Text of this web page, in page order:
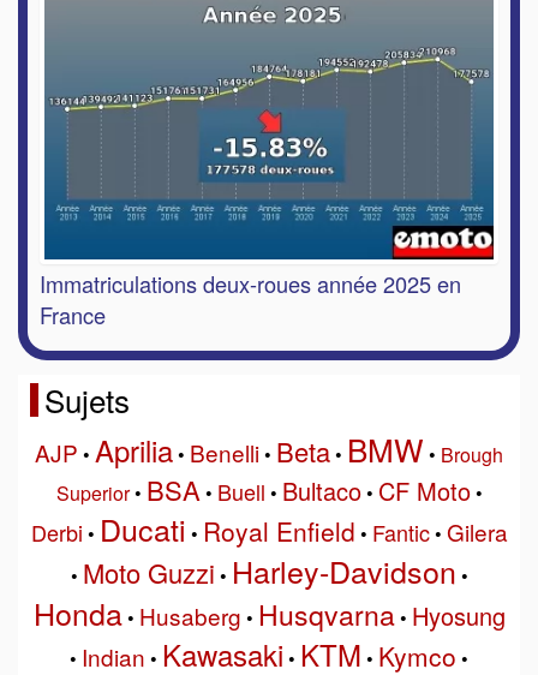
Immatriculations deux-roues année 2025 en
France
Sujets
AJP • Aprilia• Benelli• Beta• BMW • Brough
Superior• BSA• Buell • Bultaco• CF Moto•
Derbi • Ducati • Royal Enfield • Fantic• Gilera
• Moto Guzzi • Harley-Davidson •
Honda• Husaberg • Husqvarna• Hyosung
• Indian • Kawasaki • KTM • Kymco •